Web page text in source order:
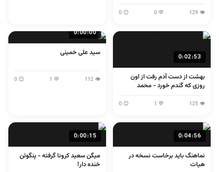
👁 129
💬 0
😊 0
0:02:53
بهشت از دست آدم رفت از اون
روزی که گندم خورد - محمد
👁 125
💬 1
😊 0
0:00:00
سید علی خمینی
👁 112
💬 1
😊 0
0:04:56
نماهنگ باید برخاست نسخه در
هیات
0:00:15
میگن سعید کرونا گرفته - پنگوئن
خنده دار!